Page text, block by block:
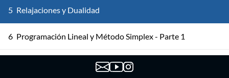
5 Relajaciones y Dualidad
6 Programación Lineal y Método Simplex - Parte 1
Programación Lineal y Método Simplex - Parte 2